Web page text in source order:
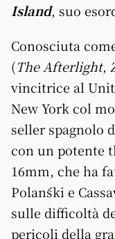
Island, suo
Conosciuta
(The Afterlight,
vincitrice al
New York col
seller spagnolo
con un potente
16mm, che ha
Polański e
sulle difficoltà
pericoli della